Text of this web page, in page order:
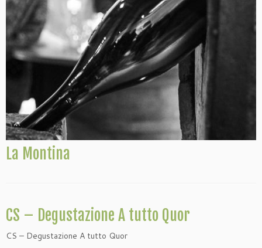
La Montina
CS – Degustazione A tutto Quor
CS – Degustazione A tutto Quor